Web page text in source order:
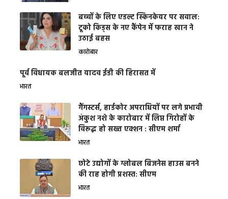
बच्चों के लिए एडल्ट स्किनकेयर पर सवाल:
टूको किड्स के नए कैंपेन में फराह खान ने
उठाई बहस
कारोबार
पूर्व विधायक बलजीत यादव ईडी की हिरासत में
भारत
गैंगस्टर्स, हार्डकोर अपराधियों पर लगे प्रभावी
अंकुश नशे के कारोबार में लिप्त गिरोहों के
विरूद्ध हो सख्त एक्शन : सीएम शर्मा
भारत
छोटे उद्योगों के ग्लोबल बिजनेस हाउस बनने
की राह होगी प्रशस्त: सीएम
भारत